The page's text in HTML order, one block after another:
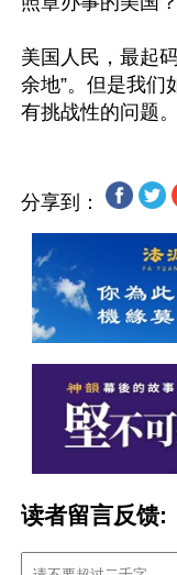
美国人民，最起
余地”。但是我们
分享到：
读者留言反馈: